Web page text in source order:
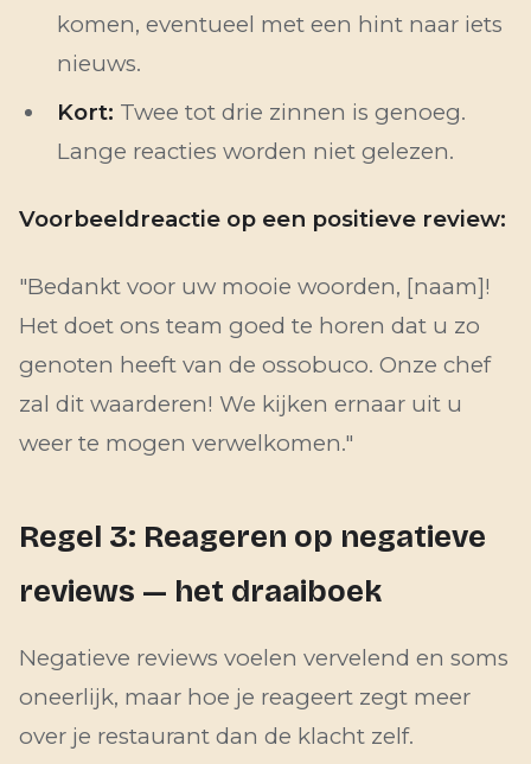
komen, eventueel met een hint naar iets
nieuws.
Kort: Twee tot drie zinnen is genoeg.
Lange reacties worden niet gelezen.
Voorbeeldreactie op een positieve review:
"Bedankt voor uw mooie woorden, [naam]!
Het doet ons team goed te horen dat u zo
genoten heeft van de ossobuco. Onze chef
zal dit waarderen! We kijken ernaar uit u
weer te mogen verwelkomen."
Regel 3: Reageren op negatieve
reviews — het draaiboek
Negatieve reviews voelen vervelend en soms
oneerlijk, maar hoe je reageert zegt meer
over je restaurant dan de klacht zelf.